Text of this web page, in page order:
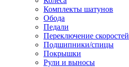
Комплекты шатунов
Обода
Педали
Переключение скоростей
Подшипники/спицы
Покрышки
Рули и выносы